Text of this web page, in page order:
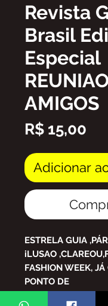
Revista
Brasil
Especial
AMIGOS
R$ 15,00
Adicionar
ESTRELA GUIA
iLUSAO
FASHION WEEK, JÁ
PONTO DE